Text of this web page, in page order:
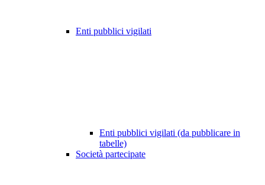
Enti pubblici vigilati
Enti pubblici vigilati (da pubblicare in
tabelle)
Società partecipate